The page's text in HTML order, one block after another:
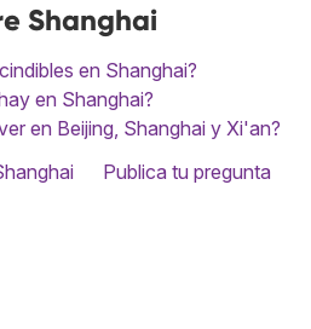
Shanghai
en Shanghai?
en Shanghai?
en Beijing, Shanghai y Xi'an?
Publica tu pregunta